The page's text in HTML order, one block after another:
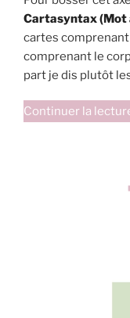
Cartasyntax (Mot
cartes comprenant
comprenant le
part je dis plutôt
Continuer la